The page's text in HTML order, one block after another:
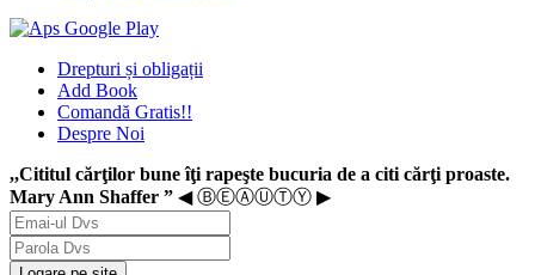
Drepturi și obligații
Add Book
Comandă Gratis!!
Despre Noi
,,Cititul cărţilor bune îţi rapeşte bucuria de a citi cărţi proaste.
Mary Ann Shaffer ” ◀ ⒷⒺⒶⓊⓉⓎ ▶